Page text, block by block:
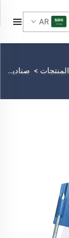
AR
المنتجات > صناديق كهربائية أمريكية